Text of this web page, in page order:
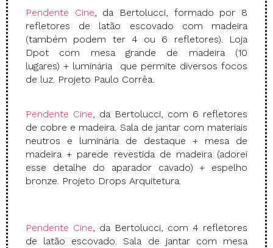
Pendente Cine, da Bertolucci, formado por 8
refletores de latão escovado com madeira
(também podem ter 4 ou 6 refletores). Loja
Dpot com mesa grande de madeira (10
lugares) + luminária que permite diversos focos
de luz. Projeto Paulo Corrêa.
Pendente Cine, da Bertolucci, com 6 refletores
de cobre e madeira. Sala de jantar com materiais
neutros e luminária de destaque + mesa de
madeira + parede revestida de madeira (adorei
esse detalhe do aparador cavado) + espelho
bronze. Projeto Drops Arquitetura.
Pendente Cine, da Bertolucci, com 4 refletores
de latão escovado. Sala de jantar com mesa